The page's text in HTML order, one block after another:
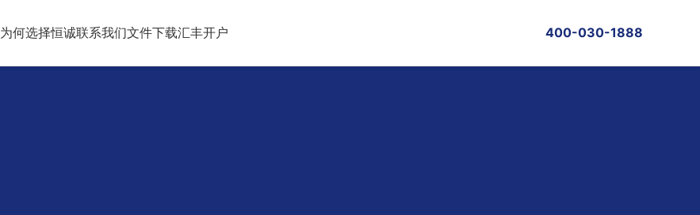
为何选择恒诚联系我们文件下载汇丰开户 400-030-1888